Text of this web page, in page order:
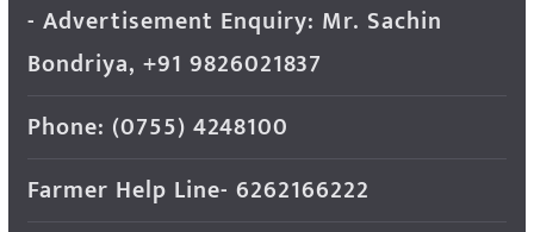
- Advertisement Enquiry: Mr. Sachin
Bondriya, +91 9826021837
Phone: (0755) 4248100
Farmer Help Line- 6262166222